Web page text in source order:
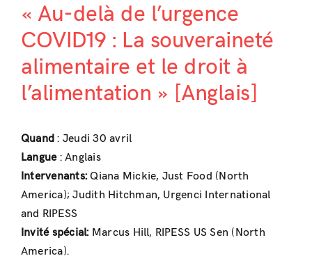
« Au-delà de l’urgence
COVID19 : La souveraineté
alimentaire et le droit à
l’alimentation » [Anglais]
Quand : Jeudi 30 avril
Langue: Anglais
Intervenants:Qiana Mickie, Just Food (North
America); Judith Hitchman, Urgenci International
and RIPESS
Invité spécial:Marcus Hill, RIPESS US Sen (North
America).